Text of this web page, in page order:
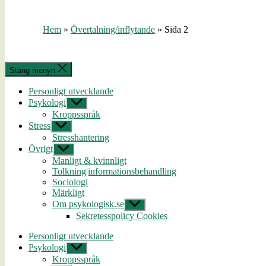
Hem » Övertalning/inflytande » Sida 2
Stäng menyn
Personligt utvecklande
Psykologi Visa
undermeny
Kroppsspråk
Stress Visa
undermeny
Stresshantering
Övrigt Visa
undermeny
Manligt & kvinnligt
Tolkning|informationsbehandling
Sociologi
Märkligt
Om psykologisk.se Visa
undermeny
Sekretesspolicy Cookies
Personligt utvecklande
Psykologi Visa
undermeny
Kroppsspråk